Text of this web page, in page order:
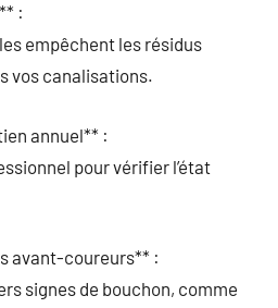
:
empêchent les résidus
vos canalisations.
annuel** :
pour vérifier l’état
avant-coureurs** :
signes de bouchon, comme